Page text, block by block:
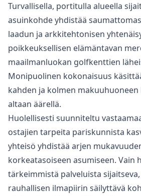
Turvallisella, portitulla alueella
asuinkohde yhdistää
laadun ja arkkitehtonisen
poikkeuksellisen elämäntavan
maailmanluokan golfkenttien
Monipuolinen kokonaisuus
kahden ja kolmen
altaan äärellä.
Huolellisesti suunniteltu
ostajien ‌tarpeita ‌pariskunnista
‌yhteisö yhdistää arjen
‌korkeatasoiseen ‌asumiseen. ‌Vain
‌tärkeimmistä ‌palveluista
‌rauhallisen ilmapiirin säilyttävä